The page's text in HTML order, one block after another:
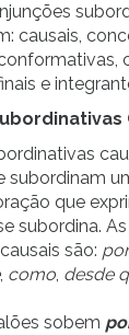
causais,
e
subordinam
que
subordina.
são:
, como, desde
sobem